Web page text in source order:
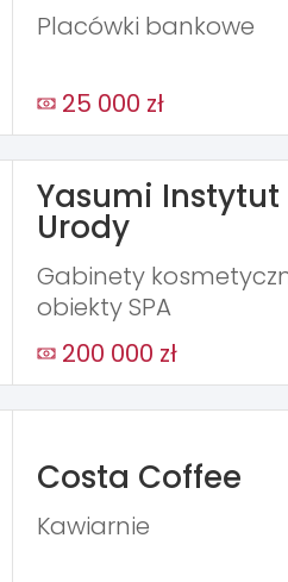
Placówki bankowe
25 000 zł
Yasumi
Urody
Gabinety
obiekty SPA
200 000 zł
Costa Coffee
Kawiarnie